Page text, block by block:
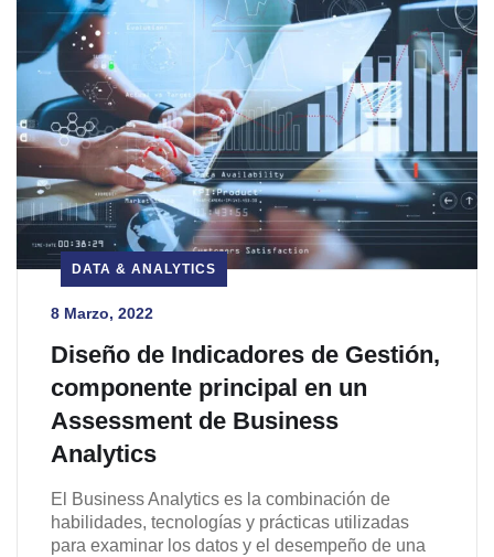
DATA & ANALYTICS
8 Marzo, 2022
Diseño de Indicadores de Gestión,
componente principal en un
Assessment de Business
Analytics
El Business Analytics es la combinación de
habilidades, tecnologías y prácticas utilizadas
para examinar los datos y el desempeño de una